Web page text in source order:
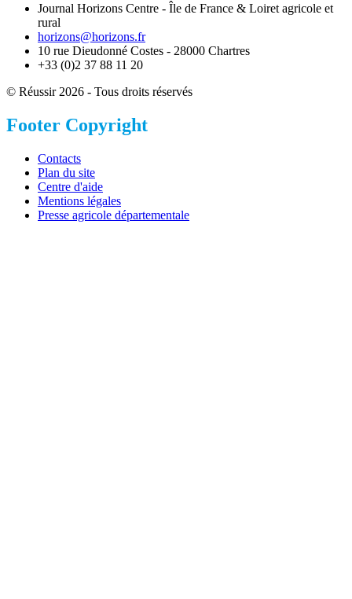
Journal Horizons Centre - Île de France & Loiret agricole et
rural
horizons@horizons.fr
10 rue Dieudonné Costes - 28000 Chartres
+33 (0)2 37 88 11 20
© Réussir 2026 - Tous droits réservés
Footer Copyright
Contacts
Plan du site
Centre d'aide
Mentions légales
Presse agricole départementale